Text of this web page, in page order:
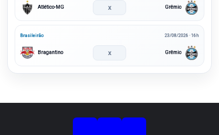
Atlético-MG x Grêmio
Brasileirão 23/08/2026 · 16h
Bragantino x Grêmio